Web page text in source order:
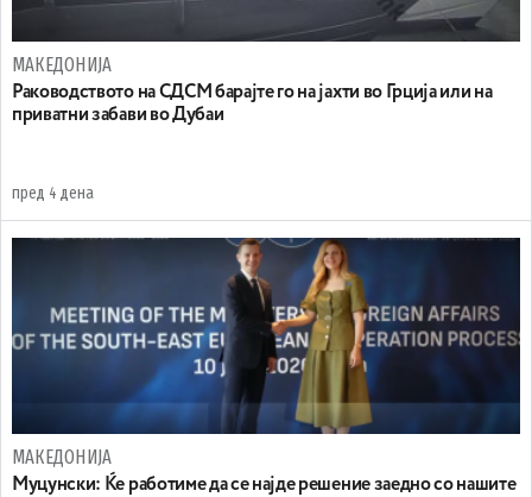
МАКЕДОНИЈА
Раководството на СДСМ барајте го на јахти во Грција или на
приватни забави во Дубаи
пред 4 дена
МАКЕДОНИЈА
Муцунски: Ќе работиме да се најде решение заедно со нашите